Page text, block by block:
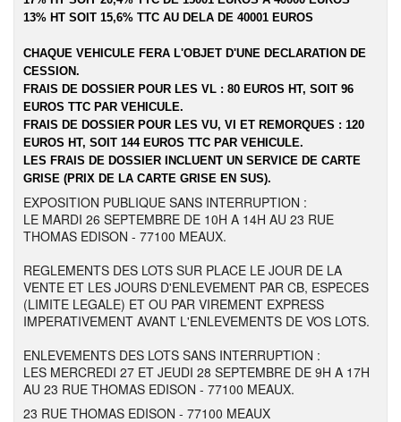
13% HT SOIT 15,6% TTC AU DELA DE 40001 EUROS
CHAQUE VEHICULE FERA L'OBJET D'UNE DECLARATION DE
CESSION.
FRAIS DE DOSSIER POUR LES VL : 80 EUROS HT, SOIT 96
EUROS TTC PAR VEHICULE.
FRAIS DE DOSSIER POUR LES VU, VI ET REMORQUES : 120
EUROS HT, SOIT 144 EUROS TTC PAR VEHICULE.
LES FRAIS DE DOSSIER INCLUENT UN SERVICE DE CARTE
GRISE (PRIX DE LA CARTE GRISE EN SUS).
EXPOSITION PUBLIQUE SANS INTERRUPTION :
LE MARDI 26 SEPTEMBRE DE 10H A 14H AU 23 RUE
THOMAS EDISON - 77100 MEAUX.
REGLEMENTS DES LOTS SUR PLACE LE JOUR DE LA
VENTE ET LES JOURS D'ENLEVEMENT PAR CB, ESPECES
(LIMITE LEGALE) ET OU PAR VIREMENT EXPRESS
IMPERATIVEMENT AVANT L'ENLEVEMENTS DE VOS LOTS.
ENLEVEMENTS DES LOTS SANS INTERRUPTION :
LES MERCREDI 27 ET JEUDI 28 SEPTEMBRE DE 9H A 17H
AU 23 RUE THOMAS EDISON - 77100 MEAUX.
23 RUE THOMAS EDISON - 77100 MEAUX